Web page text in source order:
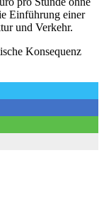
Einführung einer
und Verkehr.
Konsequenz